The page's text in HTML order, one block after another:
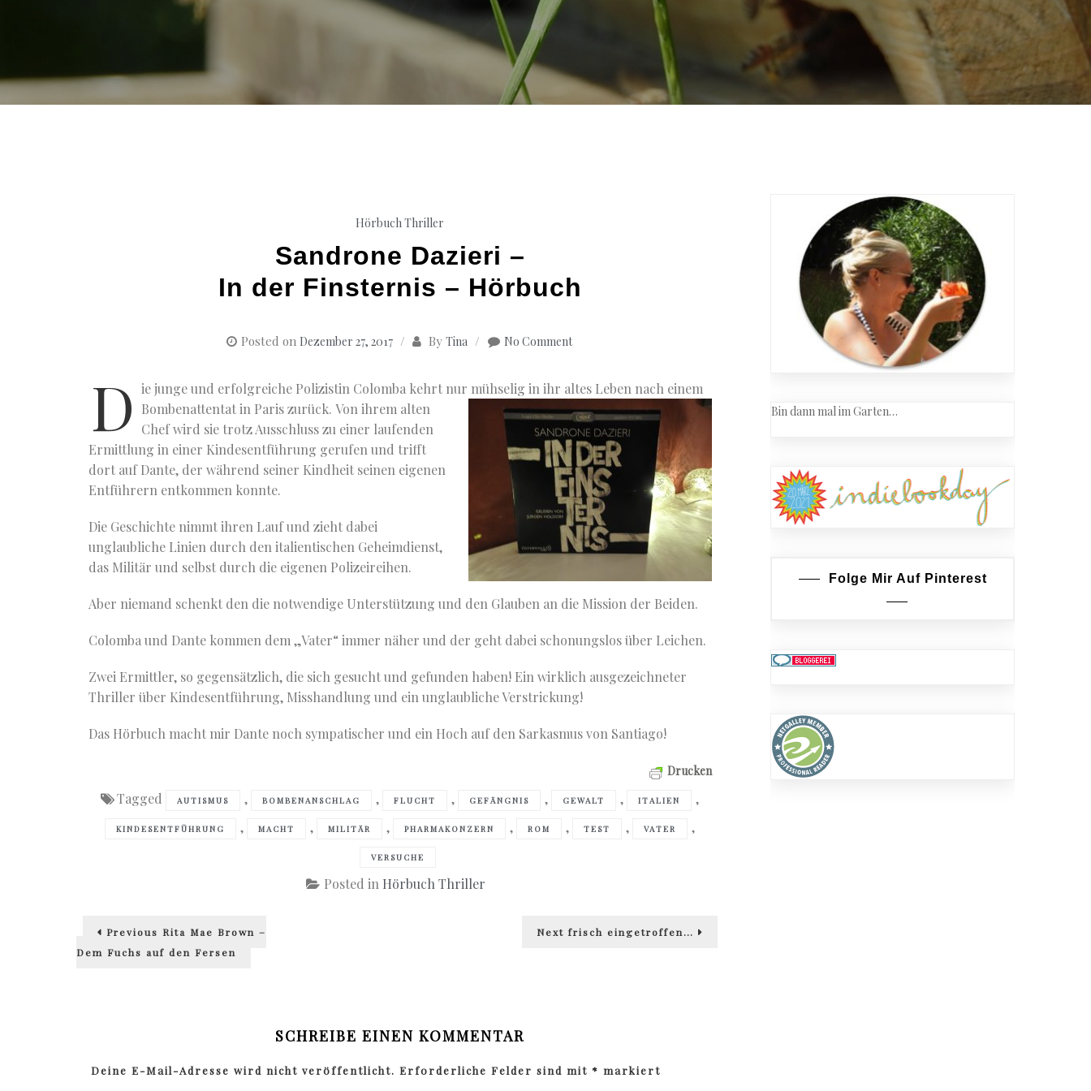
Hörbuch Thriller
Sandrone Dazieri –
In der Finsternis – Hörbuch
Posted on Dezember 27, 2017 ByTina No Comment
D ie junge und erfolgreiche Polizistin Colomba kehrt nur mühselig in ihr altes Leben nach einem
Bombenattentat in Paris zurück.Von ihrem alten
Chef wird sie trotz Ausschluss zu einer laufenden
Ermittlung in einer Kindesentführung gerufen und trifft
dort auf Dante, der während seiner Kindheit seinen eigenen
Entführern entkommen konnte.
Die Geschichte nimmt ihren Lauf und zieht dabei
unglaubliche Linien durch den italientischen Geheimdienst,
das Militär und selbst durch die eigenen Polizeireihen.
Aber niemand schenkt den die notwendige Unterstützung und den Glauben an die Mission der Beiden.
Colomba und Dante kommen dem „Vater“ immer näher und der geht dabei schonungslos über Leichen.
Zwei Ermittler, so gegensätzlich, die sich gesucht und gefunden haben! Ein wirklich ausgezeichneter
Thriller über Kindesentführung, Misshandlung und ein unglaubliche Verstrickung!
Das Hörbuch macht mir Dante noch sympatischer und ein Hoch auf den Sarkasmus von Santiago!
Drucken
Tagged AUTISMUS , BOMBENANSCHLAG , FLUCHT , GEFÄNGNIS , GEWALT , ITALIEN ,
KINDESENTFÜHRUNG , MACHT , MILITÄR , PHARMAKONZERN , ROM , TEST , VATER ,
VERSUCHE
Posted in Hörbuch Thriller
Beitragsnavigation
Previous Previous
Rita Mae Brown –
Dem Fuchs auf den Fersen
Next Next
frisch eingetroffen…
SCHREIBE EINEN KOMMENTAR
Deine E-Mail-Adresse wird nicht veröffentlicht. Erforderliche Felder sind mit * markiert
Bin dann mal im Garten…
Folge Mir Auf Pinterest